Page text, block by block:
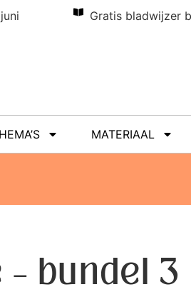
Gratis bladwijzer
MATERIAAL
bundel 3